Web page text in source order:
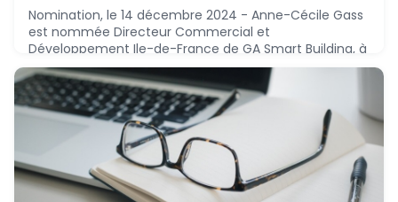
Nomination, le 14 décembre 2024 - Anne-Cécile Gass
est nommée Directeur Commercial et
Développement Ile-de-France de GA Smart Building, à
ce poste depuis novembre 2024.Anne-Cécile Gass, EM
Lyon Business School (2010), a réalisée le parcours
suivant :* 2023 - 2024 : GA Smart Building, Directeur
commercial et Développement Industrie et
Logistiques Ile-de-France* 2022 - 2023 : Artelia,
Directeur du d
December 13, 2024